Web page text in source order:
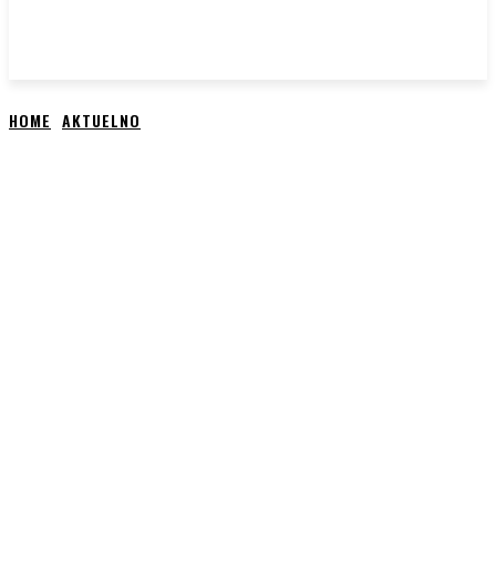
HOME AKTUELNO